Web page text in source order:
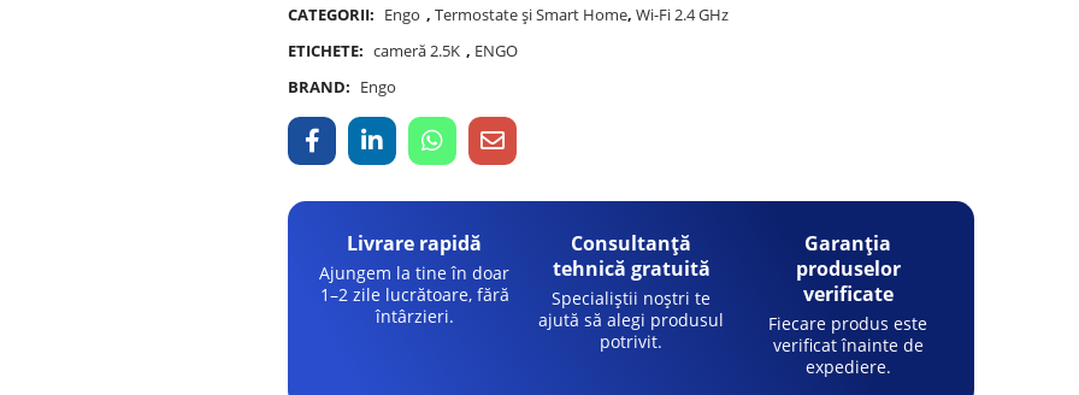
CATEGORII: Engo , Termostate și Smart Home, Wi-Fi 2.4 GHz
ETICHETE: cameră 2.5K , ENGO
BRAND: Engo
Livrare rapidă
Ajungem la tine în doar
1–2 zile lucrătoare, fără
întârzieri.
Consultanță
tehnică gratuită
Specialiștii noștri te
ajută să alegi produsul
potrivit.
Garanția
produselor
verificate
Fiecare produs este
verificat înainte de
expediere.